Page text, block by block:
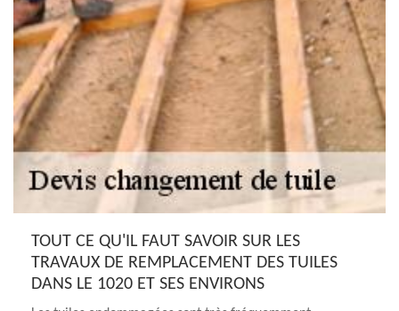
TOUT CE QU'IL FAUT SAVOIR SUR LES
TRAVAUX DE REMPLACEMENT DES TUILES
DANS LE 1020 ET SES ENVIRONS